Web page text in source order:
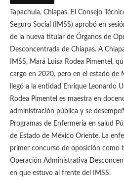
Tapachula, Chiapas. El Consejo
Seguro Social (IMSS) aprobó en
de la nueva titular de Órganos de
Desconcentrada de Chiapas. A
IMSS, Mará Luisa Rodea Pimentel,
cargo en 2020, pero en el estado de
llegó a la entidad Enrique Leonardo
Rodea Pimentel es maestra en
administración pública y se
Programas de Enfermería en salud
de Estado de México Oriente. La
primer concurso de oposición como
Operación Administrativa
en que estuvo al frente del IMSS.